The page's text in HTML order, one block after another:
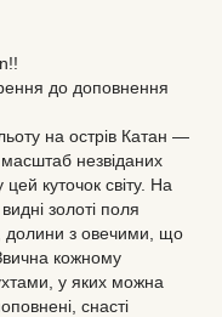
до доповнення
на острів Катан —
незвіданих
цей куточок світу. На
золоті поля
долини з овечими, що
кожному
у яких можна
снасті